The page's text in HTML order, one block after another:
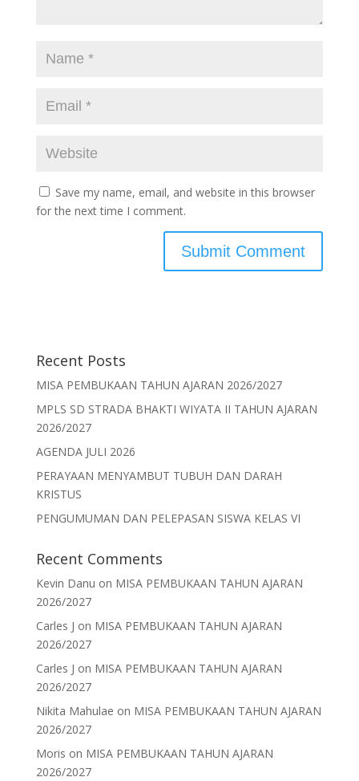
Save my name, email, and website in this browser
for the next time I comment.
Recent Posts
MISA PEMBUKAAN TAHUN AJARAN 2026/2027
MPLS SD STRADA BHAKTI WIYATA II TAHUN AJARAN
2026/2027
AGENDA JULI 2026
PERAYAAN MENYAMBUT TUBUH DAN DARAH
KRISTUS
PENGUMUMAN DAN PELEPASAN SISWA KELAS VI
Recent Comments
Kevin Danu on MISA PEMBUKAAN TAHUN AJARAN
2026/2027
Carles J on MISA PEMBUKAAN TAHUN AJARAN
2026/2027
Carles J on MISA PEMBUKAAN TAHUN AJARAN
2026/2027
Nikita Mahulae on MISA PEMBUKAAN TAHUN AJARAN
2026/2027
Moris on MISA PEMBUKAAN TAHUN AJARAN
2026/2027